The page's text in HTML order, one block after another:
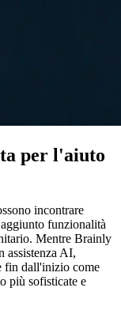
per l'aiuto
incontrare
funzionalità
Mentre Brainly
assistenza AI,
fin dall'inizio come
più sofisticate e